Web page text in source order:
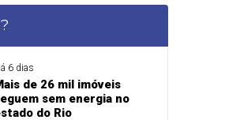
6 dias
de 26 mil imóveis
sem energia no
do Rio